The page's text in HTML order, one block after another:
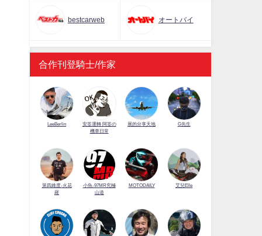
bestcarweb オートバイ
合作刊登騎士/作家
LeeBerlin
安筌運轉 阿筌の
機車日常
展的分享天地 G先生
第四維度-火花
羅
小魚-97MR究極
山道
MOTODAILY 艾兒Elle